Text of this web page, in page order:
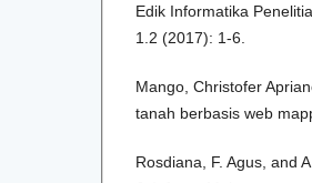
Edik Informatika
1.2 (2017): 1-6.
Mango, Christofer
tanah berbasis web
Rosdiana, F. Agus, and